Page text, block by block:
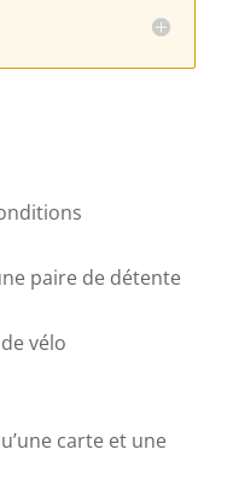
paire de détente
vélo
carte et une